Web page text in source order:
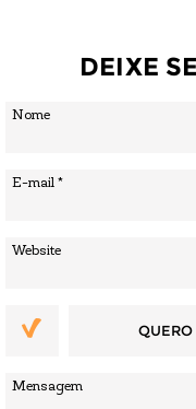
DEIXE